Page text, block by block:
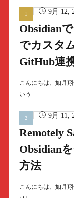
9月 12,
Obsidian
でカスタ
GitHub連
こんにちは、如月
いう……
9月 11,
Remotely
Obsidian
方法
こんにちは、如月